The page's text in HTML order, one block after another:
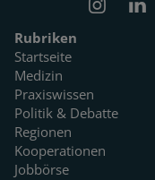
Rubriken
Startseite
Medizin
Praxiswissen
Politik & Debatte
Regionen
Kooperationen
Jobbörse